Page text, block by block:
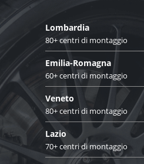
Lombardia
80+ centri di montaggio
Emilia-Romagna
60+ centri di montaggio
Veneto
80+ centri di montaggio
Lazio
70+ centri di montaggio